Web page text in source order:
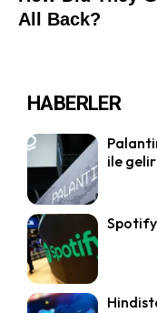
HABERLER
ile
Spotify